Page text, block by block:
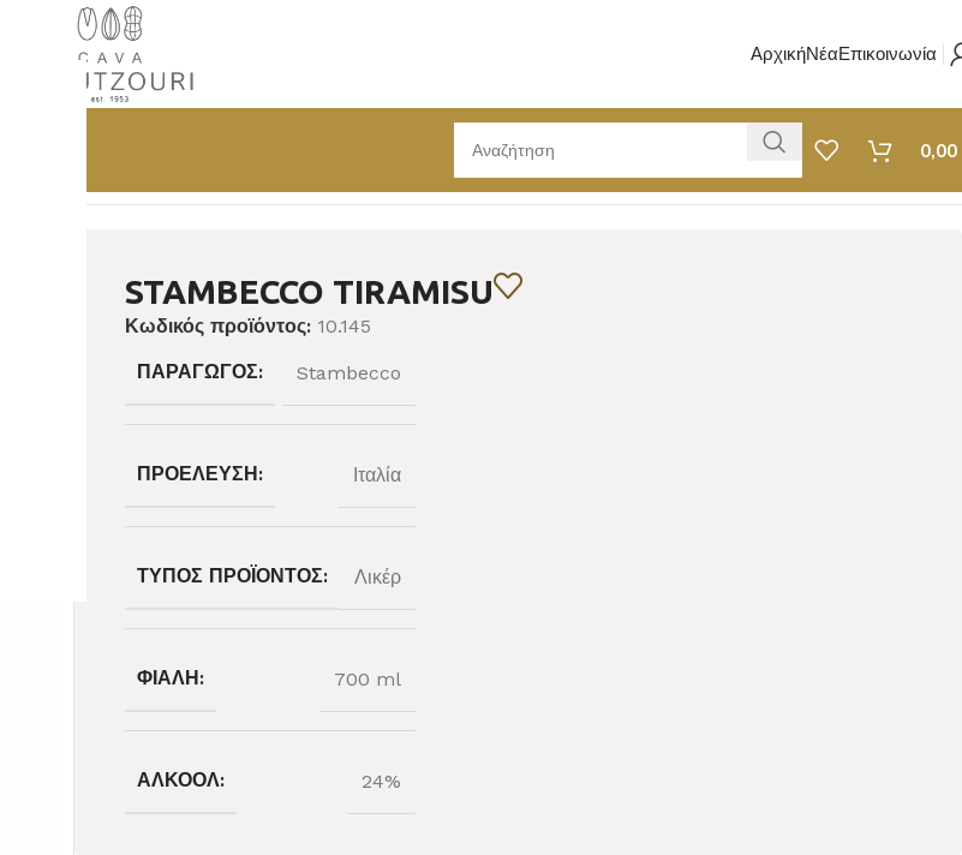
ΑρχικήΝέαΕπικοινωνία
0,00
STAMBECCO TIRAMISU
Κωδικός προϊόντος: 10.145
ΠΑΡΑΓΩΓΌΣ:
Stambecco
ΠΡΟΈΛΕΥΣΗ: Ιταλία
ΤΎΠΟΣ ΠΡΟΪΌΝΤΟΣ: Λικέρ
ΦΙΆΛΗ: 700 ml
ΑΛΚΟΌΛ: 24%